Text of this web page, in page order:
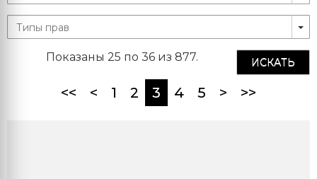
ИСКАТЬ
Показаны 25 по 36 из 877.
<< < 1 2 3 (current)
4 5 > >>